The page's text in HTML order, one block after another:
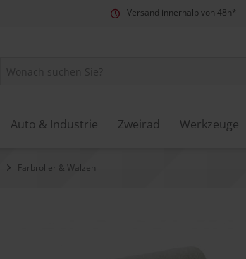
Versand innerhalb von 48h*
Auto & Industrie Zweirad Werkzeuge
Farbroller & Walzen